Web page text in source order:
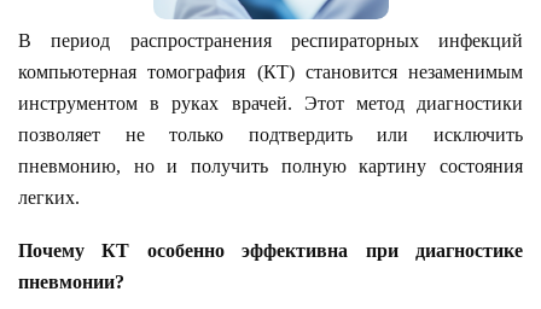
В период распространения респираторных инфекций
компьютерная томография (КТ) становится незаменимым
инструментом в руках врачей. Этот метод диагностики
позволяет не только подтвердить или исключить
пневмонию, но и получить полную картину состояния
легких.
Почему КТ особенно эффективна при диагностике
пневмонии?